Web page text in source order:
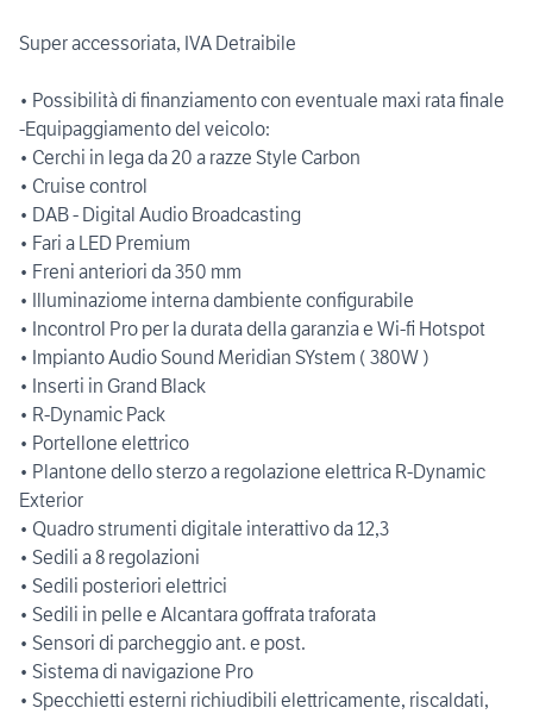
Super accessoriata, IVA Detraibile
• Possibilità di finanziamento con eventuale maxi rata finale
-Equipaggiamento del veicolo:
• Cerchi in lega da 20 a razze Style Carbon
• Cruise control
• DAB - Digital Audio Broadcasting
• Fari a LED Premium
• Freni anteriori da 350 mm
• Illuminaziome interna dambiente configurabile
• Incontrol Pro per la durata della garanzia e Wi-fi Hotspot
• Impianto Audio Sound Meridian SYstem ( 380W )
• Inserti in Grand Black
• R-Dynamic Pack
• Portellone elettrico
• Plantone dello sterzo a regolazione elettrica R-Dynamic
Exterior
• Quadro strumenti digitale interattivo da 12,3
• Sedili a 8 regolazioni
• Sedili posteriori elettrici
• Sedili in pelle e Alcantara goffrata traforata
• Sensori di parcheggio ant. e post.
• Sistema di navigazione Pro
• Specchietti esterni richiudibili elettricamente, riscaldati,